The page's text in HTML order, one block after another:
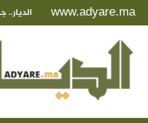
www.adyare.ma